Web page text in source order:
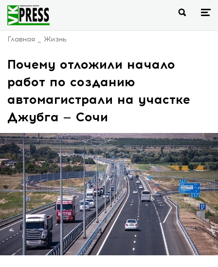
Главная Жизнь
Почему отложили начало
работ по созданию
автомагистрали на участке
Джубга — Сочи